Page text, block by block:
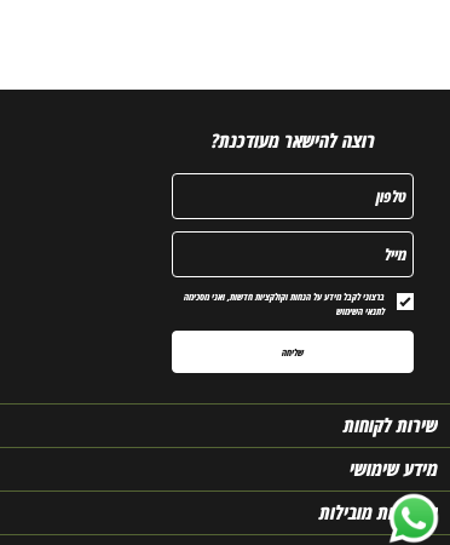
רוצה להישאר מעודכנת?
טלפון
מייל
ברצוני לקבל מידע על הנחות וקולקציות חדשות, ואני מסכימה
לתנאי השימוש
שליחה
שירות לקוחות
מידע שימושי
קטגוריות מובילות